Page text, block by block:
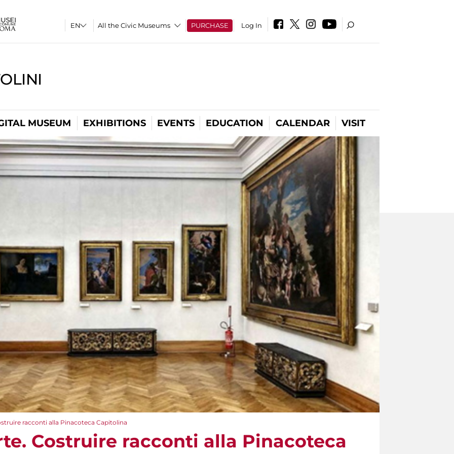
All the Civic Museums PURCHASE Log In
MUSEUM EXHIBITIONS EVENTS EDUCATION CALENDAR VISIT
racconti alla Pinacoteca Capitolina
Costruire racconti alla Pinacoteca